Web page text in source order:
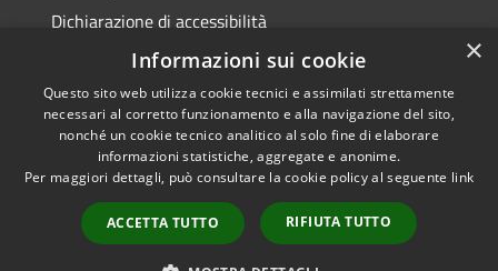
Dichiarazione di accessibilità
Accessibilità
Privacy
Mappa del sito
×
Informazioni sui cookie
Questo sito web utilizza cookie tecnici e assimilati strettamente
necessari al corretto funzionamento e alla navigazione del sito,
nonché un cookie tecnico analitico al solo fine di elaborare
informazioni statistiche, aggregate e anonime.
Per maggiori dettagli, può consultare la cookie policy al seguente link
ACCETTA TUTTO RIFIUTA TUTTO